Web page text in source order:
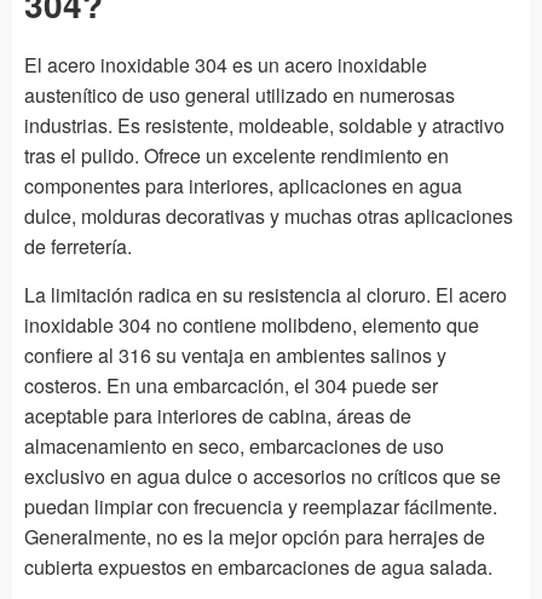
El acero inoxidable 304 es un acero inoxidable
austenítico de uso general utilizado en numerosas
industrias. Es resistente, moldeable, soldable y atractivo
tras el pulido. Ofrece un excelente rendimiento en
componentes para interiores, aplicaciones en agua
dulce, molduras decorativas y muchas otras aplicaciones
de ferretería.
La limitación radica en su resistencia al cloruro. El acero
inoxidable 304 no contiene molibdeno, elemento que
confiere al 316 su ventaja en ambientes salinos y
costeros. En una embarcación, el 304 puede ser
aceptable para interiores de cabina, áreas de
almacenamiento en seco, embarcaciones de uso
exclusivo en agua dulce o accesorios no críticos que se
puedan limpiar con frecuencia y reemplazar fácilmente.
Generalmente, no es la mejor opción para herrajes de
cubierta expuestos en embarcaciones de agua salada.